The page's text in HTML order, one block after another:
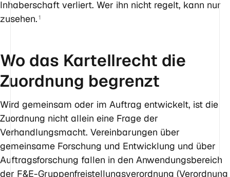
Inhaberschaft verliert. Wer ihn nicht regelt, kann nur
zusehen. 1
Wo das Kartellrecht die
Zuordnung begrenzt
Wird gemeinsam oder im Auftrag entwickelt, ist die
Zuordnung nicht allein eine Frage der
Verhandlungsmacht. Vereinbarungen über
gemeinsame Forschung und Entwicklung und über
Auftragsforschung fallen in den Anwendungsbereich
der F&E-Gruppenfreistellungsverordnung (Verordnung